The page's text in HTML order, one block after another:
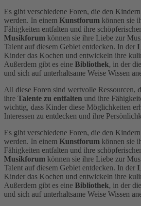
Es gibt verschiedene Foren, die den
werden. In einem Kunstforum können sie
Fähigkeiten entfalten und ihre
Musikforum können sie ihre Liebe zur
Talent auf diesem Gebiet entdecken. In der
Kinder das Kochen und entwickeln ihre
Außerdem gibt es eine Bibliothek, in der
und sich auf unterhaltsame Weise Wissen
All diese Foren sind wertvolle Ressourcen,
ihre Talente zu entfalten und ihre
wichtig, dass Kinder diese Möglichkeiten
Interessen zu entdecken und ihre
Es gibt verschiedene Foren, die den
werden. In einem Kunstforum können sie
Fähigkeiten entfalten und ihre
Musikforum können sie ihre Liebe zur
Talent auf diesem Gebiet entdecken. In der
Kinder das Kochen und entwickeln ihre
Außerdem gibt es eine Bibliothek, in der
und sich auf unterhaltsame Weise Wissen